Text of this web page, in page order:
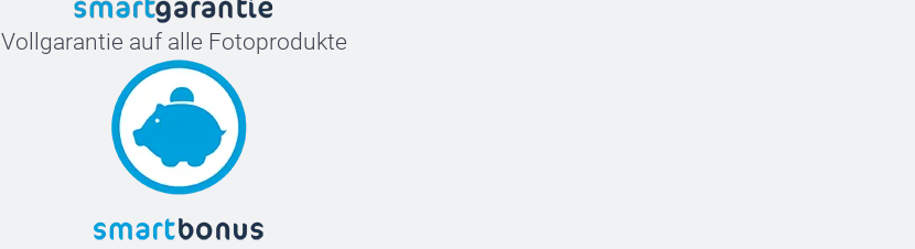
Vollgarantie auf alle Fotoprodukte